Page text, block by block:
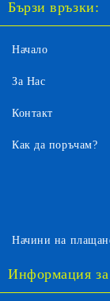
Бързи връзки:
Начало
За Нас
Контакт
Как да поръчам?
Начини на
Информация за